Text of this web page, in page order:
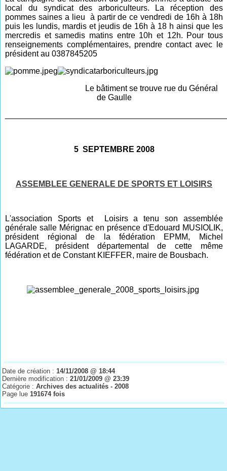
local du syndicat des arboriculteurs. La réception des
pommes saines a lieu à partir de ce vendredi de 16h à 18h
puis les lundis, mardis et jeudis de 16h à 18 h ainsi que les
mercredis et samedis matins entre 10h et 12h. Pour tous
renseignements complémentaires, prendre contact avec le
président au 0387845205
Le bâtiment se trouve rue du Général
de Gaulle
5 SEPTEMBRE 2008
ASSEMBLEE GENERALE DE SPORTS ET LOISIRS
L'association Sports et Loisirs a tenu son assemblée
générale salle Mérignac en présence d'Edouard MUSIOLIK,
président régional de la fédération EPMM, Michel
LAGARDE, président départemental de cette même
fédération et de Constant KIEFFER, maire de Bousbach.
Date de création :14/11/2008 @ 18:44
Dernière modification :21/01/2009 @ 23:39
Catégorie :Archives des actualités - 2008
Page lue191674 fois